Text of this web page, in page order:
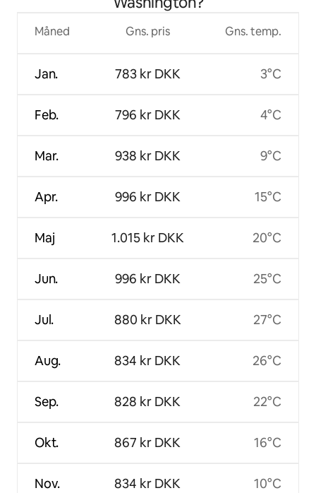
Måned
Jan.
Feb.
Mar.
Apr.
Maj
Jun.
Jul.
Aug.
Sep.
Okt.
Nov.
Gns. pris
783 kr DKK
796 kr DKK
938 kr DKK
996 kr DKK
1.015 kr DKK
996 kr DKK
880 kr DKK
834 kr DKK
828 kr DKK
867 kr DKK
834 kr DKK
Gns. temp.
3°C
4°C
9°C
15°C
20°C
25°C
27°C
26°C
22°C
16°C
10°C